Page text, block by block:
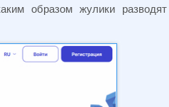
образом жулики разводят